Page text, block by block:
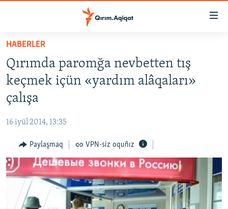
Esas
qaytmaq
Baş
navigatsiyağa
qaytmaq
Qıdıruvğa
qaytmaq
HABERLER
SİYASET
İQTİSADİYAT
MEDENİYET
İNSAN AQLARI
VİDEO
SÜRET
BLOGLAR
HABERLER
Qırımda paromğa nevbetten tış
keçmek içün «yardım alâqaları»
çalışa
16 iyül 2014, 13:35
Paylaşmaq VPN-siz oquñız